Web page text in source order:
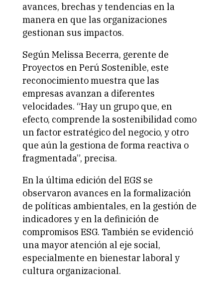
avances, brechas y tendencias en la
manera en que las organizaciones
gestionan sus impactos.
Según Melissa Becerra, gerente de
Proyectos en Perú Sostenible, este
reconocimiento muestra que las
empresas avanzan a diferentes
velocidades. “Hay un grupo que, en
efecto, comprende la sostenibilidad como
un factor estratégico del negocio, y otro
que aún la gestiona de forma reactiva o
fragmentada”, precisa.
En la última edición del EGS se
observaron avances en la formalización
de políticas ambientales, en la gestión de
indicadores y en la definición de
compromisos ESG. También se evidenció
una mayor atención al eje social,
especialmente en bienestar laboral y
cultura organizacional.